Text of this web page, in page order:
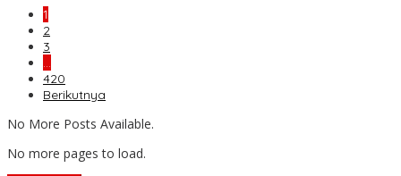
1
2
3
…
420
Berikutnya
No More Posts Available.
No more pages to load.